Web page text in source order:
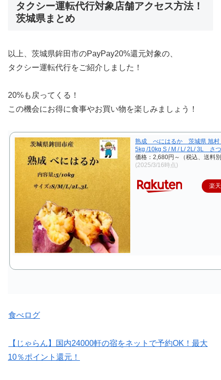
タクシー運転代行対象店舗アクセス方法！
茨城県まとめ
以上、茨城県鉾田市のPayPay20%還元対象の、
タクシー運転代行をご紹介しました！
20%も戻ってくる！
この機会にお得に食事やお買い物を楽しみましょう！
熟成 べにはるか 茨城県 旭村
5kg /10kg S / M / L/ 2L/ 3L さ
価格：2,680円～（税込、送料
(2025/3/16時点)
楽
食べログ
【じゃらん】国内24000軒の宿をネットで予約OK！最大
10％ポイント還元！